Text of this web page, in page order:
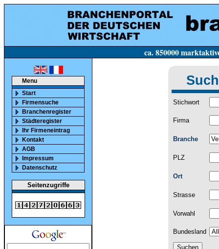
ca. 850000 marktaktive Firmen in
Menu
Start
Firmensuche
Branchenregister
Städteregister
Ihr Firmeneintrag
Kontakt
AGB
Impressum
Datenschutz
Seitenzugriffe
Stichwort
Firma
Branche
PLZ
Ort
Strasse
Vorwahl
Bundesland